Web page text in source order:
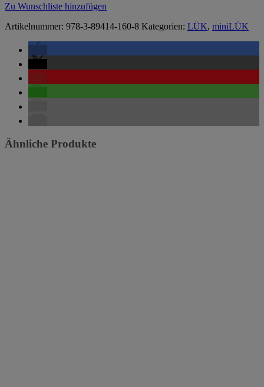
Zu Wunschliste hinzufügen
Artikelnummer: 978-3-89414-160-8 Kategorien: LÜK, miniLÜK
Ähnliche Produkte